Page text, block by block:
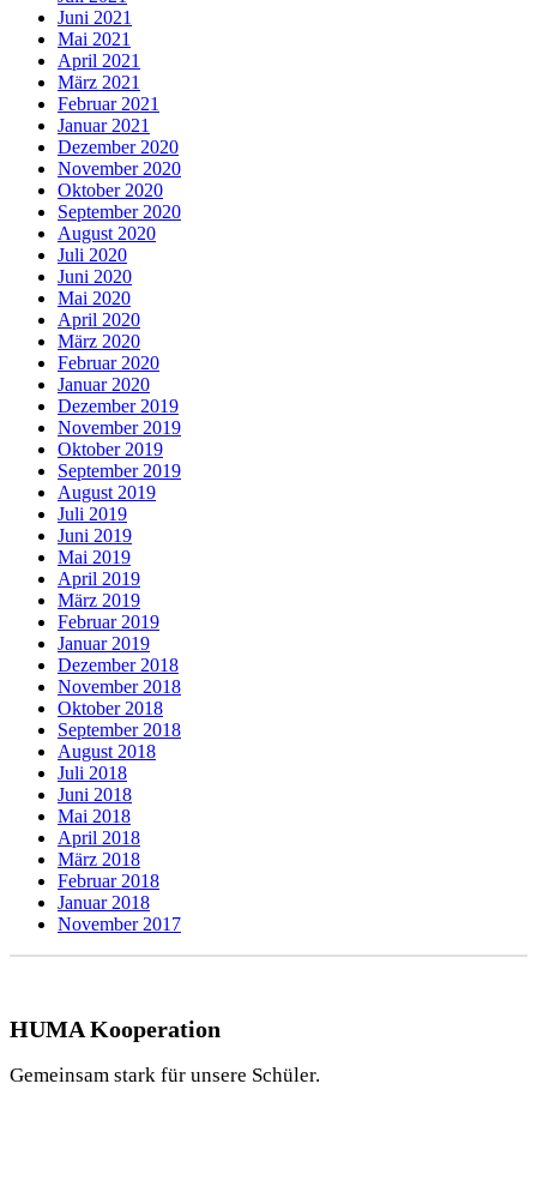
Juni 2021
Mai 2021
April 2021
März 2021
Februar 2021
Januar 2021
Dezember 2020
November 2020
Oktober 2020
September 2020
August 2020
Juli 2020
Juni 2020
Mai 2020
April 2020
März 2020
Februar 2020
Januar 2020
Dezember 2019
November 2019
Oktober 2019
September 2019
August 2019
Juli 2019
Juni 2019
Mai 2019
April 2019
März 2019
Februar 2019
Januar 2019
Dezember 2018
November 2018
Oktober 2018
September 2018
August 2018
Juli 2018
Juni 2018
Mai 2018
April 2018
März 2018
Februar 2018
Januar 2018
November 2017
HUMA Kooperation
Gemeinsam stark für unsere Schüler.